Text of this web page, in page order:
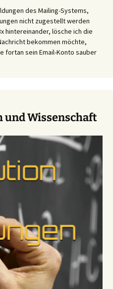
des Mailing-Systems,
nicht zugestellt werden
hintereinander, lösche ich die
bekommen möchte,
fortan sein Email-Konto sauber
und Wissenschaft